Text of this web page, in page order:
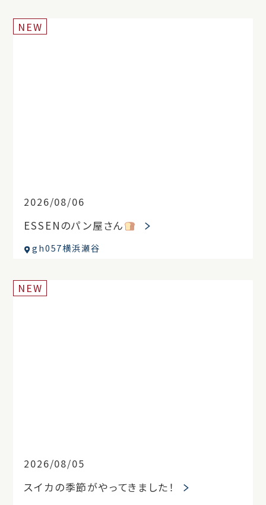
2026/08/06
NEW
ESSENのパン屋さん
gh057横浜瀬谷
2026/08/05
NEW
スイカの季節がやってきました！